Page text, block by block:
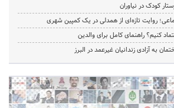
کودک در نیاوران
روایت تازه‌ای از همدلی در یک کمپین شهری
کنیم؟ راهنمای کامل برای والدین
به آزادی زندانیان غیرعمد در البرز